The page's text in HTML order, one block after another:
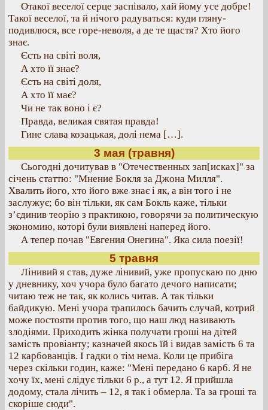
Отакої веселої серце заспівало, хай йому усе добре!
Такої веселої, та й нічого радуваться: куди гляну-
подивлюся, все горе-неволя, а де те щастя? Хто його
знає.
Єсть на світі воля,
А хто її знає?
Єсть на світі доля,
А хто її має?
Чи не так воно і є?
Правда, великая святая правда!
Гине слава козацькая, долі нема […].
3 мая (травня)
Сьогодні дочитував в "Отечественных зап[исках]" за
січень статтю: "Мнение Бокля за Джона Милля".
Хвалить його, хто його вже знає і як, а він того і не
заслужує; бо він тільки, як сам Бокль каже, тільки
з’єдинив теорію з практикою, говорячи за политическую
экономию, которі були виявлені наперед його.
А тепер почав "Евгения Онегина". Яка сила поезії!
5 травня
Лінивий я став, дуже лінивий, уже пропускаю по дню
у дневнику, хоч учора було багато дечого написати;
читаю теж не так, як колись читав. А так тільки
байдикую. Мені учора трапилось бачить случай, котрий
може постояти против того, що наш люд називають
злодіями. Приходить жінка получати гроші на дітей
замість провіанту; казначей якось їй і видав замість 6 та
12 карбованців. І гадки о тім нема. Коли це прибіга
через скільки годин, каже: "Мені передано 6 карб. Я не
хочу їх, мені слідує тільки 6 р., а тут 12. Я прийшла
додому, стала лічить – 12, я так і обмерла. Та за гроші та
скоріше сюди".